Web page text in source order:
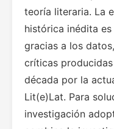
teoría literaria. La
histórica inédita
gracias a los
críticas
década por la
Lit(e)Lat. Para
investigación